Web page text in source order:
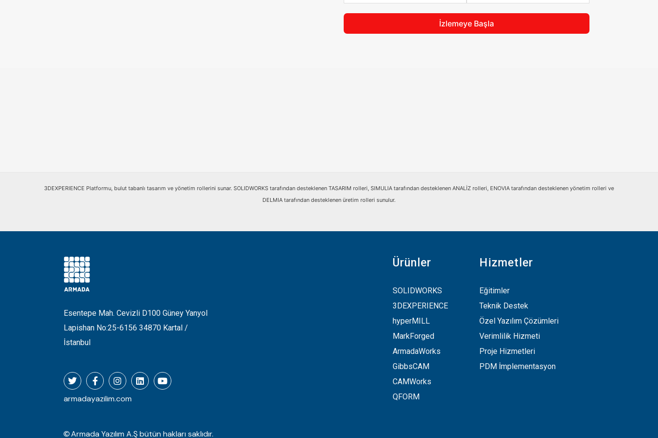
İzlemeye Başla
3DEXPERIENCE Platformu, bulut tabanlı tasarım ve yönetim rollerini sunar. SOLIDWORKS tarafından desteklenen TASARIM rolleri, SIMULIA tarafından desteklenen ANALİZ rolleri, ENOVIA tarafından desteklenen yönetim rolleri ve
DELMIA tarafından desteklenen üretim rolleri sunulur.
Esentepe Mah. Cevizli D100 Güney Yanyol
Lapishan No:25-6156 34870 Kartal /
İstanbul
i
t
t
e
c
e
b
o
f
s
t
a
g
n
k
e
u
t
u
armadayazilim.com
Ürünler
SOLIDWORKS
3DEXPERIENCE
hyperMILL
MarkForged
ArmadaWorks
GibbsCAM
CAMWorks
QFORM
Hizmetler
Eğitimler
Teknik Destek
Özel Yazılım Çözümleri
Verimlilik Hizmeti
Proje Hizmetleri
PDM İmplementasyon
Armada Yazılım A.Ş bütün hakları saklıdır.